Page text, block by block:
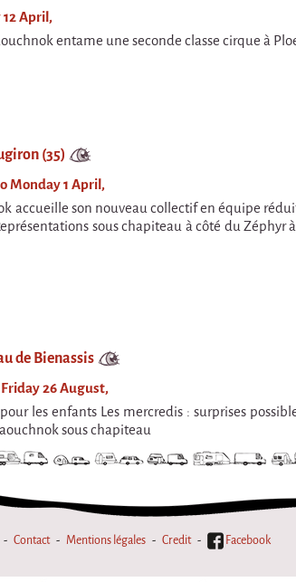
April,
entame une seconde classe cirque à
(35)
Monday 1 April,
accueille son nouveau collectif en équipe
sous chapiteau à côté du Zéphyr
de Bienassis
26 August,
les enfants Les mercredis : surprises
sous chapiteau
Contact Mentions légales Credit Facebook